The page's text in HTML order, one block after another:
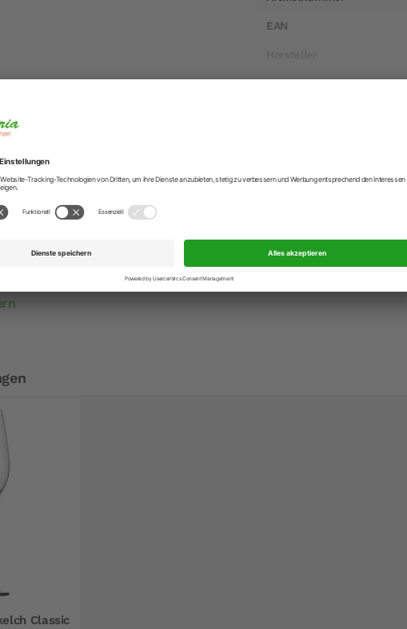
EAN
Hersteller-Anschrift
Espresso Untertasse Classico in Türkis
zwischendurch: Die Solid Color Espressotasse aus
und ist sowohl für das Büro als auch die eigene Küche
vergessen Sie nicht die Obertasse mitzubestellen.
Classic